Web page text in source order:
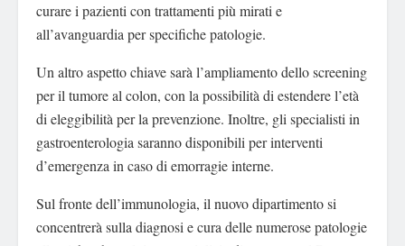
curare i pazienti con trattamenti più mirati e
all’avanguardia per specifiche patologie.
Un altro aspetto chiave sarà l’ampliamento dello screening
per il tumore al colon, con la possibilità di estendere l’età
di eleggibilità per la prevenzione. Inoltre, gli specialisti in
gastroenterologia saranno disponibili per interventi
d’emergenza in caso di emorragie interne.
Sul fronte dell’immunologia, il nuovo dipartimento si
concentrerà sulla diagnosi e cura delle numerose patologie